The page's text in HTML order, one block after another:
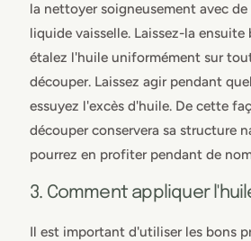
la nettoyer soigneusement avec
liquide vaisselle. Laissez-la ensuite
étalez l'huile uniformément sur
découper. Laissez agir pendant
essuyez l'excès d'huile. De cette
découper conservera sa structure
pourrez en profiter pendant de
3. Comment appliquer
Il est important d'utiliser les bons